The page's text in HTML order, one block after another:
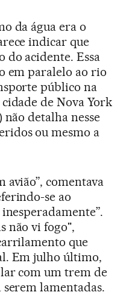
da água era o
indicar que
do acidente. Essa
em paralelo ao rio
público na
de Nova York
detalha nesse
ou mesmo a
avião”, comentava
se ao
não vi fogo",
que
Em julho último,
com um trem de
lamentadas.